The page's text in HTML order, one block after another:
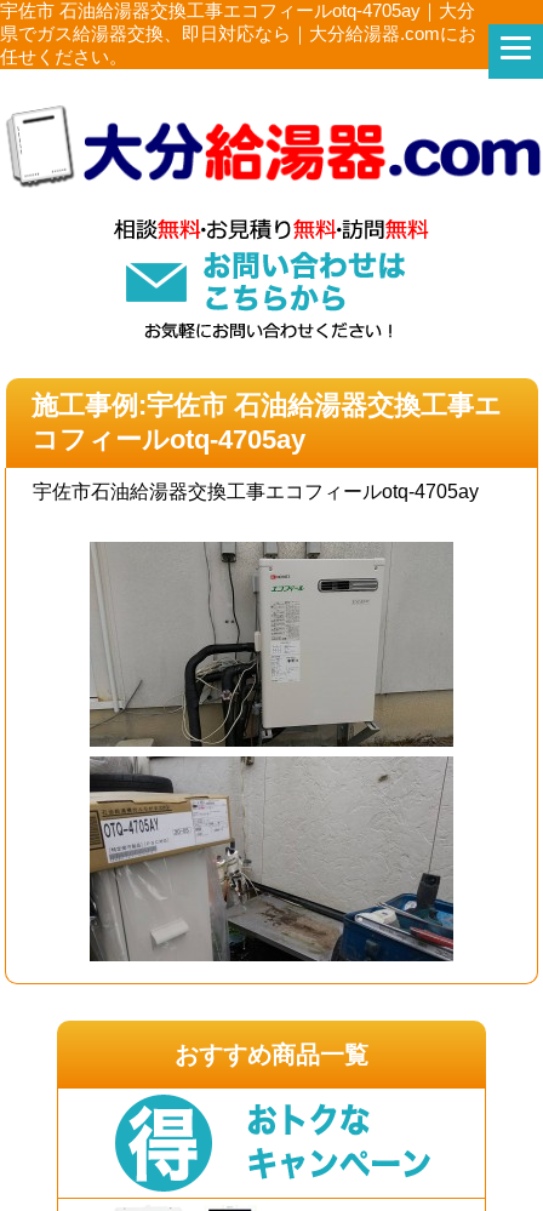
宇佐市 石油給湯器交換工事エコフィールotq-4705ay｜大分
県でガス給湯器交換、即日対応なら｜大分給湯器.comにお
任せください。
施工事例:宇佐市 石油給湯器交換工事エ
コフィールotq-4705ay
宇佐市石油給湯器交換工事エコフィールotq-4705ay
おすすめ商品一覧